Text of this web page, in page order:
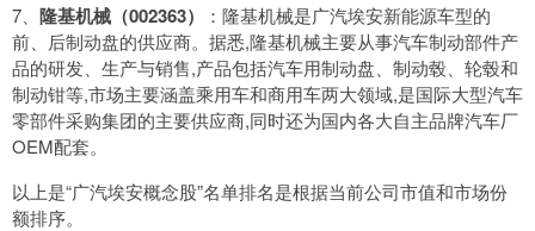
7、 隆基机械（002363）
：隆基机械是广汽埃安新能源车型的
前、后制动盘的供应商。据悉,隆基机械主要从事汽车制动部件产
品的研发、生产与销售,产品包括汽车用制动盘、制动毂、轮毂和
制动钳等,市场主要涵盖乘用车和商用车两大领域,是国际大型汽车
零部件采购集团的主要供应商,同时还为国内各大自主品牌汽车厂
OEM配套。
以上是“广汽埃安概念股”名单排名是根据当前公司市值和市场份
额排序。